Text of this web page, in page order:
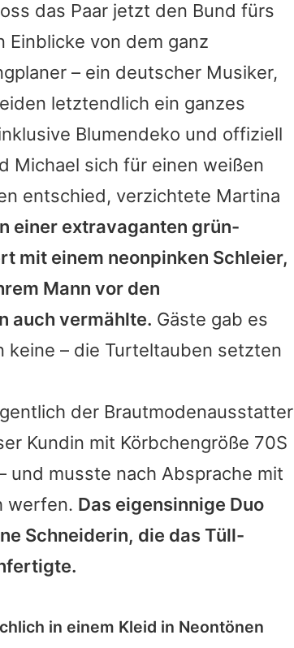
das Paar jetzt den Bund fürs
Einblicke von dem ganz
– ein deutscher Musiker,
letztendlich ein ganzes
Blumendeko und offiziell
Michael sich für einen weißen
entschied, verzichtete Martina
einer extravaganten grün-
mit einem neonpinken Schleier,
Mann vor den
auch vermählte. Gäste gab es
keine – die Turteltauben setzten
der Brautmodenausstatter
Kundin mit Körbchengröße 70S
und musste nach Absprache mit
werfen. Das eigensinnige Duo
Schneiderin, die das Tüll-
in einem Kleid in Neontönen